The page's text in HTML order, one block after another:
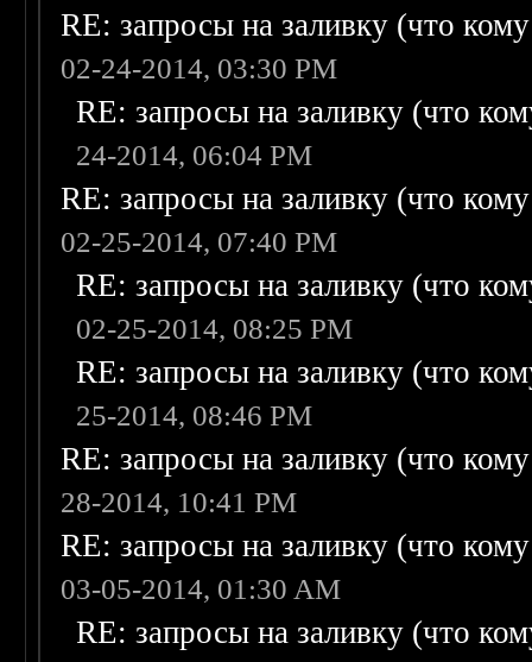
RE: запросы на заливку (что
02-24-2014, 03:30 PM
RE: запросы на заливку (что
24-2014, 06:04 PM
RE: запросы на заливку (что
02-25-2014, 07:40 PM
RE: запросы на заливку (что
02-25-2014, 08:25 PM
RE: запросы на заливку (что
25-2014, 08:46 PM
RE: запросы на заливку (что
28-2014, 10:41 PM
RE: запросы на заливку (что
03-05-2014, 01:30 AM
RE: запросы на заливку (что